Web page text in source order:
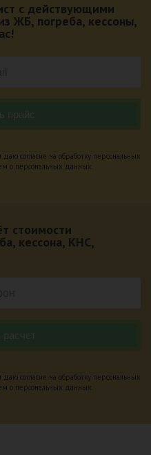
с действующими
ЖБ, погреба, кессоны,
согласие на обработку персональных
о персональных данных.
стоимости
кессона, КНС,
согласие на обработку персональных
о персональных данных.